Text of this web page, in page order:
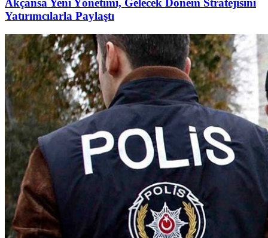
Akçansa Yeni Yönetimi, Gelecek Dönem Stratejisini
Yatırımcılarla Paylaştı